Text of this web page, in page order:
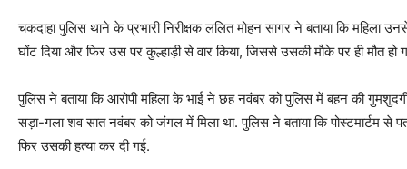
चकदाहा पुलिस थाने के प्रभारी निरीक्षक ललित मोहन सागर ने बताया कि महिला
घोंट दिया और फिर उस पर कुल्हाड़ी से वार किया, जिससे उसकी मौके पर ही मौत हो
पुलिस ने बताया कि आरोपी महिला के भाई ने छह नवंबर को पुलिस में बहन की
सड़ा-गला शव सात नवंबर को जंगल में मिला था. पुलिस ने बताया कि पोस्टमार्टम से
फिर उसकी हत्या कर दी गई.